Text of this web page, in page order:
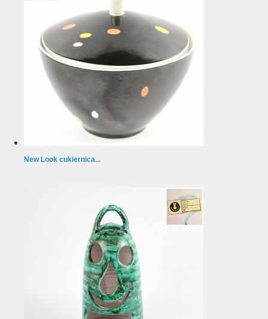
New Look cukiernica...